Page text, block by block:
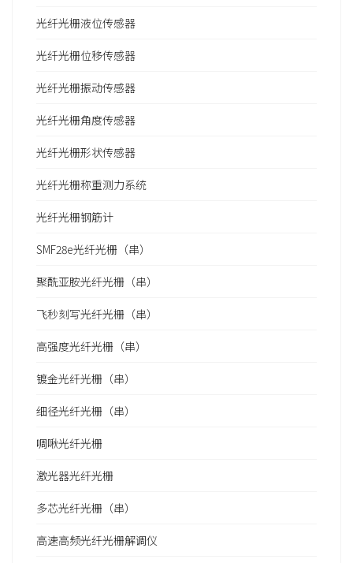
光纤光栅液位传感器
光纤光栅位移传感器
光纤光栅振动传感器
光纤光栅角度传感器
光纤光栅形状传感器
光纤光栅称重测力系统
光纤光栅钢筋计
SMF28e光纤光栅（串）
聚酰亚胺光纤光栅（串）
飞秒刻写光纤光栅（串）
高强度光纤光栅（串）
镀金光纤光栅（串）
细径光纤光栅（串）
啁啾光纤光栅
激光器光纤光栅
多芯光纤光栅（串）
高速高频光纤光栅解调仪